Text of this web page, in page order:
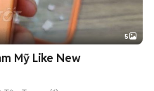
5
Mỹ Like New